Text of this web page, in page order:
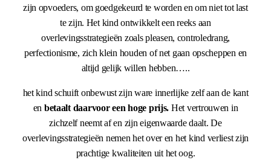
zijn opvoeders, om goedgekeurd te worden en om niet tot last
te zijn. Het kind ontwikkelt een reeks aan
overlevingsstrategieën zoals pleasen, controledrang,
perfectionisme, zich klein houden of net gaan opscheppen en
altijd gelijk willen hebben…..
het kind schuift onbewust zijn ware innerlijke zelf aan de kant
en betaalt daarvoor een hoge prijs. Het vertrouwen in
zichzelf neemt af en zijn eigenwaarde daalt. De
overlevingsstrategieën nemen het over en het kind verliest zijn
prachtige kwaliteiten uit het oog.